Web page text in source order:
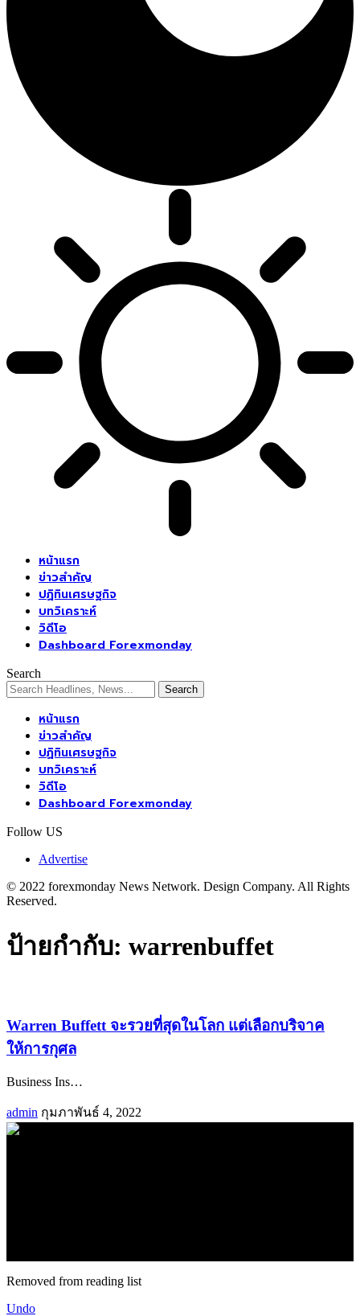
หน้าแรก
ข่าวสำคัญ
ปฏิทินเศรษฐกิจ
บทวิเคราะห์
วิดีโอ
Dashboard Forexmonday
Search
หน้าแรก
ข่าวสำคัญ
ปฏิทินเศรษฐกิจ
บทวิเคราะห์
วิดีโอ
Dashboard Forexmonday
Follow US
Advertise
© 2022 forexmonday News Network. Design Company. All Rights
Reserved.
ป้ายกำกับ: warrenbuffet
Warren Buffett จะรวยที่สุดในโลก แต่เลือกบริจาค
ให้การกุศล
Business Ins…
admin กุมภาพันธ์ 4, 2022
Removed from reading list
Undo